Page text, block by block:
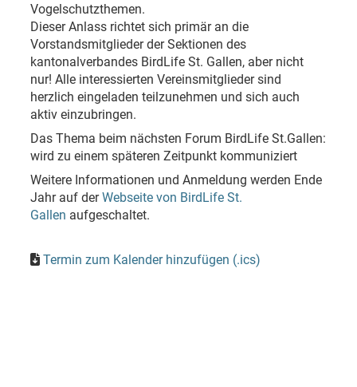
Vogelschutzthemen.
Dieser Anlass richtet sich primär an die
Vorstandsmitglieder der Sektionen des
kantonalverbandes BirdLife St. Gallen, aber nicht
nur! Alle interessierten Vereinsmitglieder sind
herzlich eingeladen teilzunehmen und sich auch
aktiv einzubringen.
Das Thema beim nächsten Forum BirdLife St.Gallen:
wird zu einem späteren Zeitpunkt kommuniziert
Weitere Informationen und Anmeldung werden Ende
Jahr auf derWebseite von BirdLife St.
Gallen aufgeschaltet.
Termin zum Kalender hinzufügen (.ics)